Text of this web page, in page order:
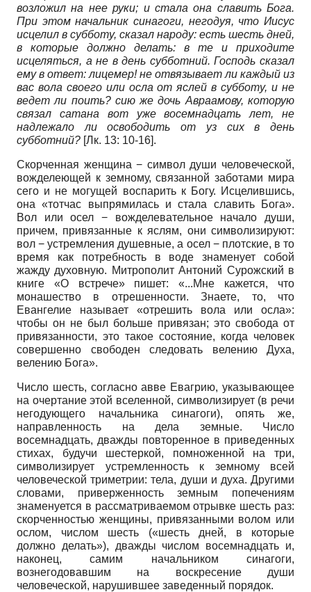
возложил на нее руки; и стала она славить Бога.
При этом начальник синагоги, негодуя, что Иисус
исцелил в субботу, сказал народу: есть шесть дней,
в которые должно делать: в те и приходите
исцеляться, а не в день субботний. Господь сказал
ему в ответ: лицемер! не отвязывает ли каждый из
вас вола своего или осла от яслей в субботу, и не
ведет ли поить? сию же дочь Авраамову, которую
связал сатана вот уже восемнадцать лет, не
надлежало ли освободить от уз сих в день
субботний? [Лк. 13: 10-16].
Скорченная женщина − символ души человеческой,
вожделеющей к земному, связанной заботами мира
сего и не могущей воспарить к Богу. Исцелившись,
она «тотчас выпрямилась и стала славить Бога».
Вол или осел − вожделевательное начало души,
причем, привязанные к яслям, они символизируют:
вол − устремления душевные, а осел − плотские, в то
время как потребность в воде знаменует собой
жажду духовную. Митрополит Антоний Сурожский в
книге «О встрече» пишет: «...Мне кажется, что
монашество в отрешенности. Знаете, то, что
Евангелие называет «отрешить вола или осла»:
чтобы он не был больше привязан; это свобода от
привязанности, это такое состояние, когда человек
совершенно свободен следовать велению Духа,
велению Бога».
Число шесть, согласно авве Евагрию, указывающее
на очертание этой вселенной, символизирует (в речи
негодующего начальника синагоги), опять же,
направленность на дела земные. Число
восемнадцать, дважды повторенное в приведенных
стихах, будучи шестеркой, помноженной на три,
символизирует устремленность к земному всей
человеческой триметрии: тела, души и духа. Другими
словами, приверженность земным попечениям
знаменуется в рассматриваемом отрывке шесть раз:
скорченностью женщины, привязанными волом или
ослом, числом шесть («шесть дней, в которые
должно делать»), дважды числом восемнадцать и,
наконец, самим начальником синагоги,
вознегодовавшим на воскресение души
человеческой, нарушившее заведенный порядок.